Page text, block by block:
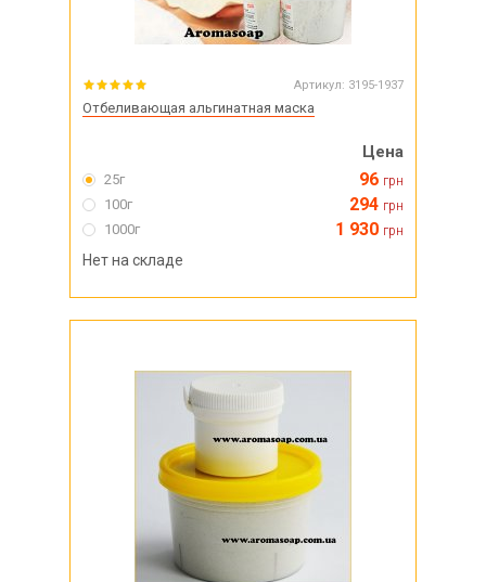
Артикул: 3195-1937
Отбеливающая альгинатная маска
Цена
25г 96 грн
100г 294 грн
1000г 1 930 грн
Нет на складе